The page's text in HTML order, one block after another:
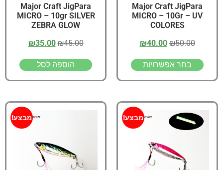
Major Craft JigPara
MICRO – 10Gr – UV
COLORES
₪50.00
₪40.00
בחר אפשרויות
Major Craft JigPara
MICRO – 10gr SILVER
ZEBRA GLOW
₪45.00
₪35.00
הוספה לסל
מבצע! מבצע!